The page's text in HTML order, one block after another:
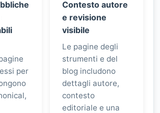
per
Contesto autore
e revisione
visibile
Le pagine degli
strumenti e del
blog includono
dettagli autore,
contesto
editoriale e una